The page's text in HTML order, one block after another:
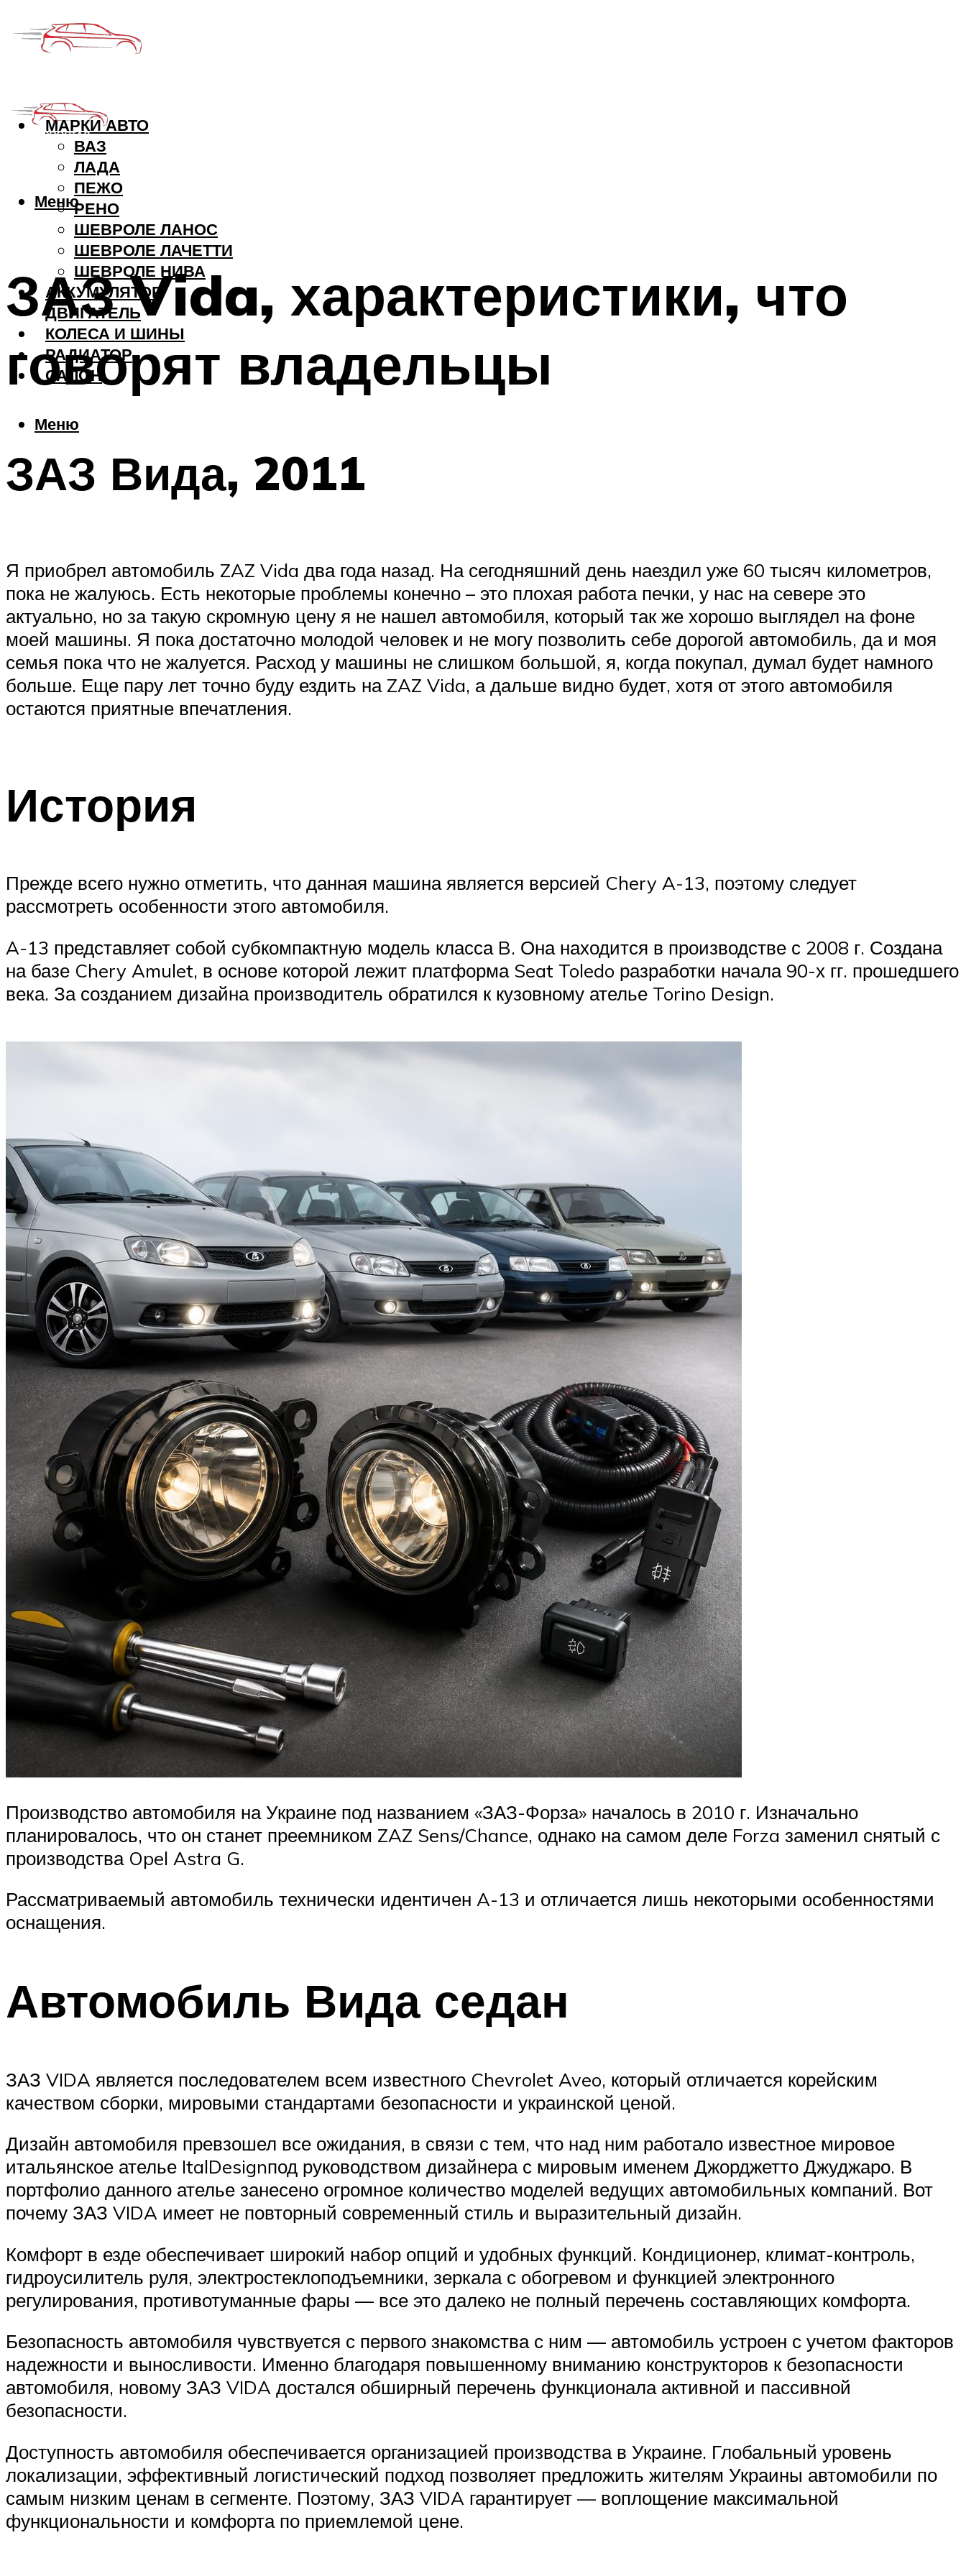
МАРКИ АВТО
ВАЗ
ЛАДА
ПЕЖО
РЕНО
ШЕВРОЛЕ ЛАНОС
ШЕВРОЛЕ ЛАЧЕТТИ
ШЕВРОЛЕ НИВА
АККУМУЛЯТОР
ДВИГАТЕЛЬ
КОЛЕСА И ШИНЫ
РАДИАТОР
САЛОН
Меню
Меню
ЗАЗ Vida, характеристики, что
говорят владельцы
ЗАЗ Вида, 2011
Я приобрел автомобиль ZAZ Vida два года назад. На сегодняшний день наездил уже 60 тысяч километров,
пока не жалуюсь. Есть некоторые проблемы конечно – это плохая работа печки, у нас на севере это
актуально, но за такую скромную цену я не нашел автомобиля, который так же хорошо выглядел на фоне
моей машины. Я пока достаточно молодой человек и не могу позволить себе дорогой автомобиль, да и моя
семья пока что не жалуется. Расход у машины не слишком большой, я, когда покупал, думал будет намного
больше. Еще пару лет точно буду ездить на ZAZ Vida, а дальше видно будет, хотя от этого автомобиля
остаются приятные впечатления.
История
Прежде всего нужно отметить, что данная машина является версией Chery A-13, поэтому следует
рассмотреть особенности этого автомобиля.
A-13 представляет собой субкомпактную модель класса B. Она находится в производстве с 2008 г. Создана
на базе Chery Amulet, в основе которой лежит платформа Seat Toledo разработки начала 90-х гг. прошедшего
века. За созданием дизайна производитель обратился к кузовному ателье Torino Design.
Производство автомобиля на Украине под названием «ЗАЗ-Форза» началось в 2010 г. Изначально
планировалось, что он станет преемником ZAZ Sens/Chance, однако на самом деле Forza заменил снятый с
производства Opel Astra G.
Рассматриваемый автомобиль технически идентичен A-13 и отличается лишь некоторыми особенностями
оснащения.
Автомобиль Вида седан
ЗАЗ VIDA является последователем всем известного Chevrolet Aveo, который отличается корейским
качеством сборки, мировыми стандартами безопасности и украинской ценой.
Дизайн автомобиля превзошел все ожидания, в связи с тем, что над ним работало известное мировое
итальянское ателье ItalDesignпод руководством дизайнера с мировым именем Джорджетто Джуджаро. В
портфолио данного ателье занесено огромное количество моделей ведущих автомобильных компаний. Вот
почему ЗАЗ VIDA имеет не повторный современный стиль и выразительный дизайн.
Комфорт в езде обеспечивает широкий набор опций и удобных функций. Кондиционер, климат-контроль,
гидроусилитель руля, электростеклоподъемники, зеркала с обогревом и функцией электронного
регулирования, противотуманные фары — все это далеко не полный перечень составляющих комфорта.
Безопасность автомобиля чувствуется с первого знакомства с ним — автомобиль устроен с учетом факторов
надежности и выносливости. Именно благодаря повышенному вниманию конструкторов к безопасности
автомобиля, новому ЗАЗ VIDA достался обширный перечень функционала активной и пассивной
безопасности.
Доступность автомобиля обеспечивается организацией производства в Украине. Глобальный уровень
локализации, эффективный логистический подход позволяет предложить жителям Украины автомобили по
самым низким ценам в сегменте. Поэтому, ЗАЗ VIDA гарантирует — воплощение максимальной
функциональности и комфорта по приемлемой цене.